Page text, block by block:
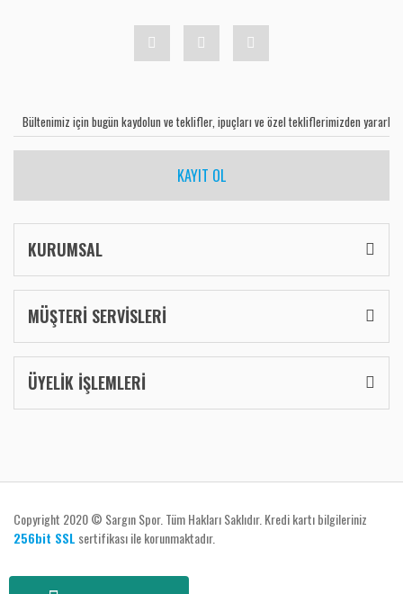
KAYIT OL
KURUMSAL
MÜŞTERİ SERVİSLERİ
ÜYELİK İŞLEMLERİ
Copyright 2020 © Sargın Spor. Tüm Hakları Saklıdır. Kredi kartı bilgileriniz
256bit SSL sertifikası ile korunmaktadır.